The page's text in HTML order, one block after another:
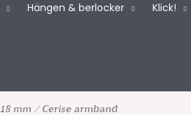
Hängen & berlocker Klick!
mm / Cerise armband